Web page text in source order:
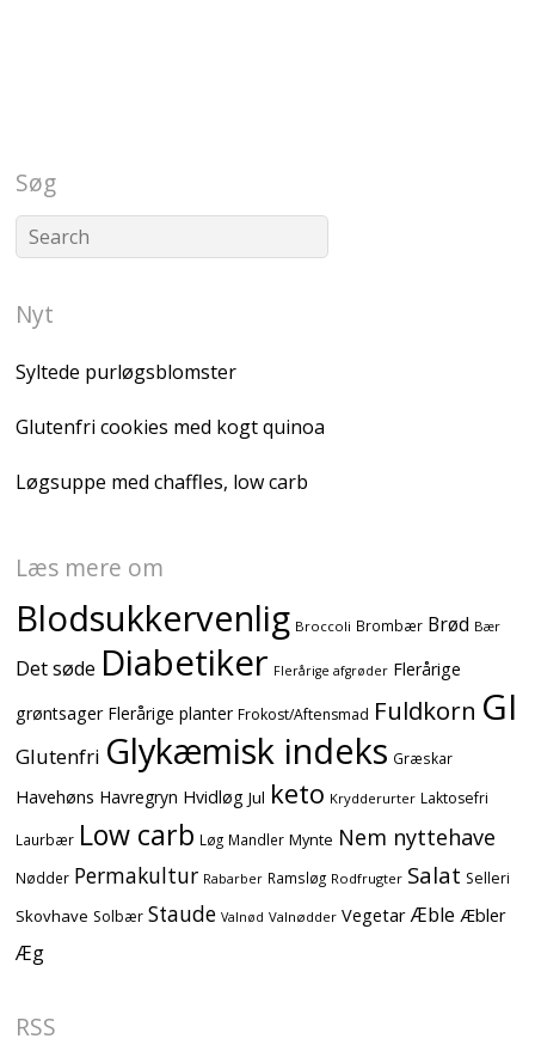
Søg
Nyt
Syltede purløgsblomster
Glutenfri cookies med kogt quinoa
Løgsuppe med chaffles, low carb
Læs mere om
Blodsukkervenlig Broccoli Brombær Brød Bær
Det søde Diabetiker Flerårige afgrøder Flerårige
grøntsager Flerårige planter Frokost/Aftensmad Fuldkorn GI
Glutenfri Glykæmisk indeks Græskar
Havehøns Havregryn Hvidløg Jul keto Krydderurter Laktosefri
Laurbær Low carb Løg Mandler Mynte Nem nyttehave
Nødder Permakultur Rabarber Ramsløg Rodfrugter Salat Selleri
Skovhave Solbær Staude Valnød Valnødder Vegetar Æble Æbler
Æg
RSS